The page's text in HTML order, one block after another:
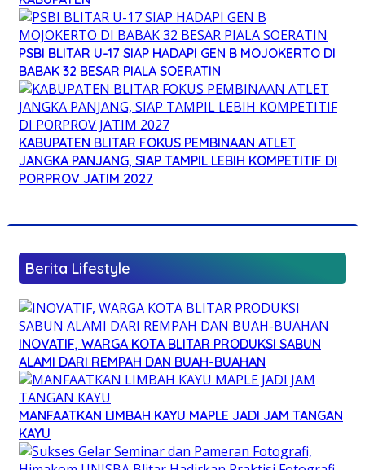
PSBI BLITAR U-17 SIAP HADAPI GEN B MOJOKERTO DI
BABAK 32 BESAR PIALA SOERATIN
KABUPATEN BLITAR FOKUS PEMBINAAN ATLET
JANGKA PANJANG, SIAP TAMPIL LEBIH KOMPETITIF DI
PORPROV JATIM 2027
Berita Lifestyle
INOVATIF, WARGA KOTA BLITAR PRODUKSI SABUN
ALAMI DARI REMPAH DAN BUAH-BUAHAN
MANFAATKAN LIMBAH KAYU MAPLE JADI JAM TANGAN
KAYU